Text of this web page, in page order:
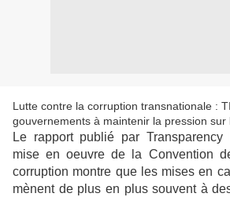
Lutte contre la corruption transnationale :
gouvernements à maintenir la pression sur
Le rapport publié par Transparency
mise en oeuvre de la Convention
corruption montre que les mises en
mènent de plus en plus souvent à